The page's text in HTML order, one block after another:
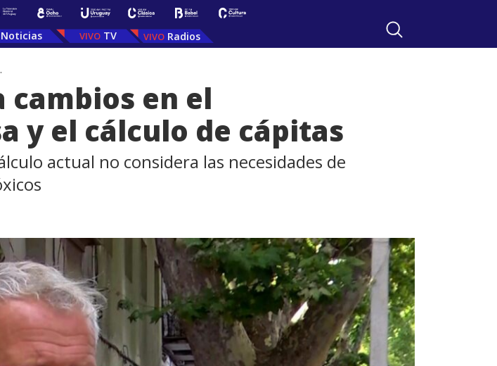
Noticias TV Radios
.
cambios en el
y el cálculo de cápitas
actual no considera las necesidades de